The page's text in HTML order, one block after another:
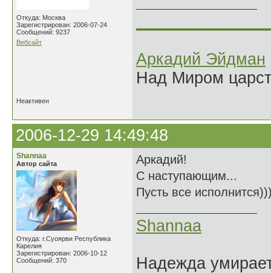
Откуда: Москва
Зарегистрирован: 2006-07-24
Сообщений: 9237
Вебсайт
Аркадий Эйдман
Над Миром
Неактивен
2006-12-29 14:49:48
Shannaa
Автор сайта
Откуда: г.Суоярви Республика
Карелия
Зарегистрирован: 2006-10-12
Сообщений: 370
Аркадий!
С наступающим...
Пусть все
Shannaa
Надежда